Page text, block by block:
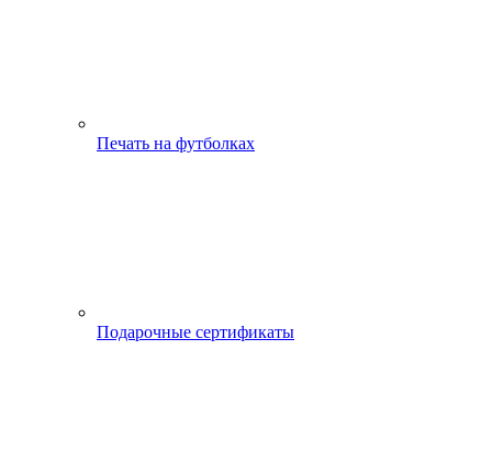
Печать на футболках
Подарочные сертификаты